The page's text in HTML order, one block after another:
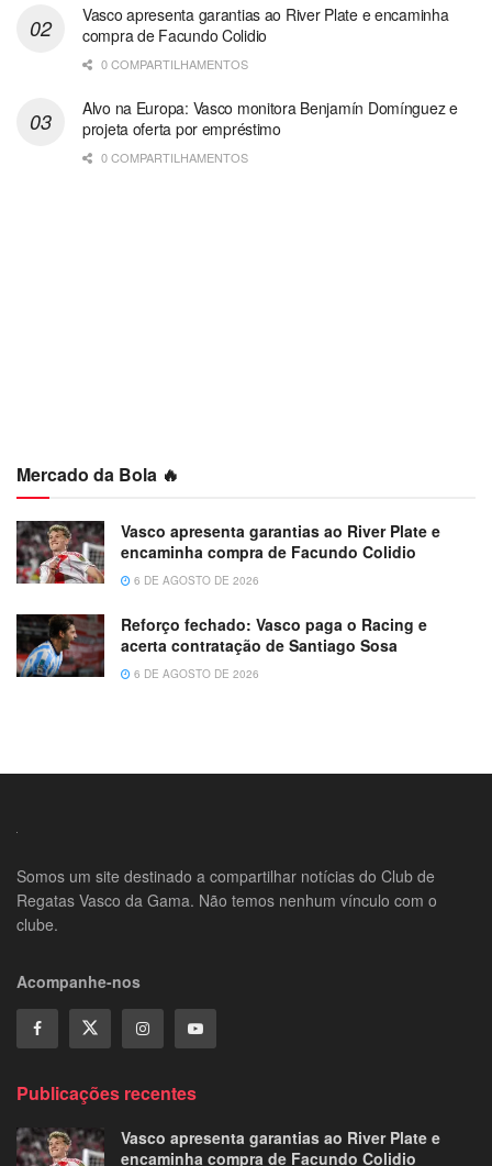
Vasco apresenta garantias ao River Plate e encaminha
compra de Facundo Colidio
0 COMPARTILHAMENTOS
Alvo na Europa: Vasco monitora Benjamín Domínguez e
projeta oferta por empréstimo
0 COMPARTILHAMENTOS
Mercado da Bola 🔥
Vasco apresenta garantias ao River Plate e
encaminha compra de Facundo Colidio
6 DE AGOSTO DE 2026
Reforço fechado: Vasco paga o Racing e
acerta contratação de Santiago Sosa
6 DE AGOSTO DE 2026
Somos um site destinado a compartilhar notícias do Club de
Regatas Vasco da Gama. Não temos nenhum vínculo com o
clube.
Acompanhe-nos
Publicações recentes
Vasco apresenta garantias ao River Plate e
encaminha compra de Facundo Colidio